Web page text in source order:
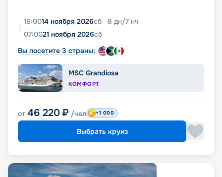
16:0014 ноября 2026сб 8 дн/7 нч
07:0021 ноября 2026сб
Вы посетите 3 страны:
MSC Grandiosa
КОМФОРТ
от 46 220 ₽ /чел +1 000
Выбрать круиз